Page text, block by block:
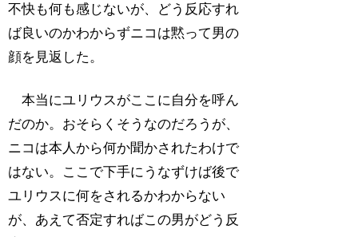
不快も何も感じないが、どう反応すれ
ば良いのかわからずニコは黙って男の
顔を見返した。
本当にユリウスがここに自分を呼ん
だのか。おそらくそうなのだろうが、
ニコは本人から何か聞かされたわけで
はない。ここで下手にうなずけば後で
ユリウスに何をされるかわからない
が、あえて否定すればこの男がどう反